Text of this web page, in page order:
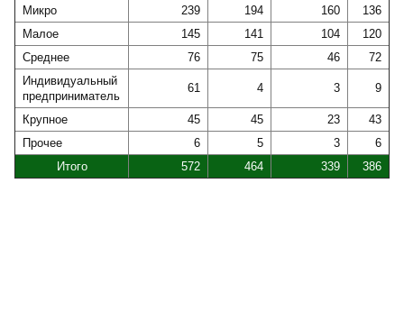
Микро
239 194 160
136
Малое
145 141 104
120
Среднее
76 75 46
72
Индивидуальный
предприниматель
61 4 3 9
Крупное 45 45 23
43
Прочее
6 5 3
6
Итого
572 464 339 386